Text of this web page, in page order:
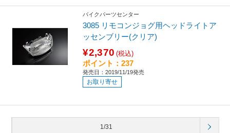
バイクパーツセンター
3085 リモコンジョグ用ヘッドライトア
ッセンブリー(クリア)
¥2,370 (税込)
ポイント：237
発売日：2019/11/19発売
お取り寄せ
1/31